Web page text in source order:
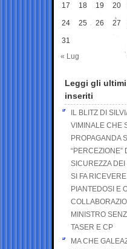
17 18 19 20
24 25 26 27
31
« Lug
Leggi gli
inseriti
IL BLITZ DI
VIMINALE CHE
PROPAGANDA
“PERCEZIONE”
SICUREZZA
SI FA
PIANTEDOSI E
MINISTRO
TASER E CP
MA CHE